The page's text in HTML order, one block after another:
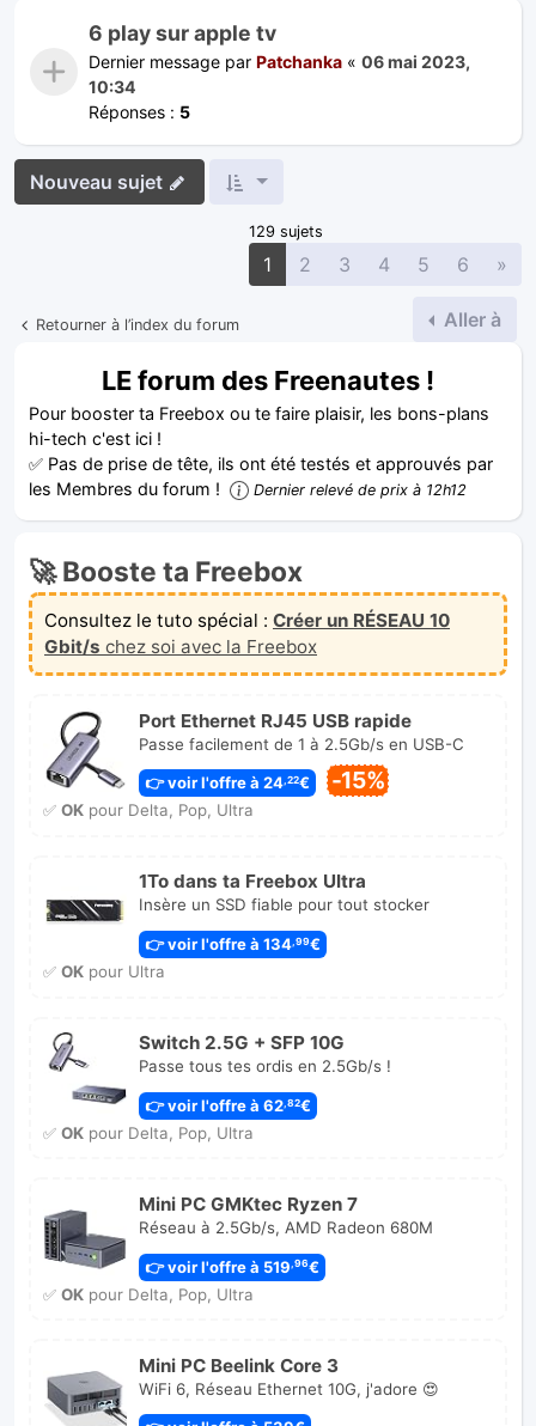
6 play sur apple tv
Dernier message par Patchanka « 06 mai 2023,
10:34
Réponses : 5
Nouveau sujet
129 sujets
1 2 3 4 5 6 »
Retourner à l’index du forum Aller à
LE forum des Freenautes !
Pour booster ta Freebox ou te faire plaisir, les bons-plans
hi-tech c'est ici !
✅ Pas de prise de tête, ils ont été testés et approuvés par
les Membres du forum !
Dernier relevé de prix à 12h12
🚀 Booste ta Freebox
Consultez le tuto spécial : Créer un RÉSEAU 10
Gbit/s chez soi avec la Freebox
Port Ethernet RJ45 USB rapide
Passe facilement de 1 à 2.5Gb/s en USB-C
👉 voir l'offre à 24 ,22€ -15%
✅ OKpour Delta, Pop, Ultra
1To dans ta Freebox Ultra
Insère un SSD fiable pour tout stocker
👉 voir l'offre à 134 ,99€
✅ OKpour Ultra
Switch 2.5G + SFP 10G
Passe tous tes ordis en 2.5Gb/s !
👉 voir l'offre à 62,82€
✅ OKpour Delta, Pop, Ultra
Mini PC GMKtec Ryzen 7
Réseau à 2.5Gb/s, AMD Radeon 680M
👉 voir l'offre à 519,96€
✅ OKpour Delta, Pop, Ultra
Mini PC Beelink Core 3
WiFi 6, Réseau Ethernet 10G, j'adore 😍